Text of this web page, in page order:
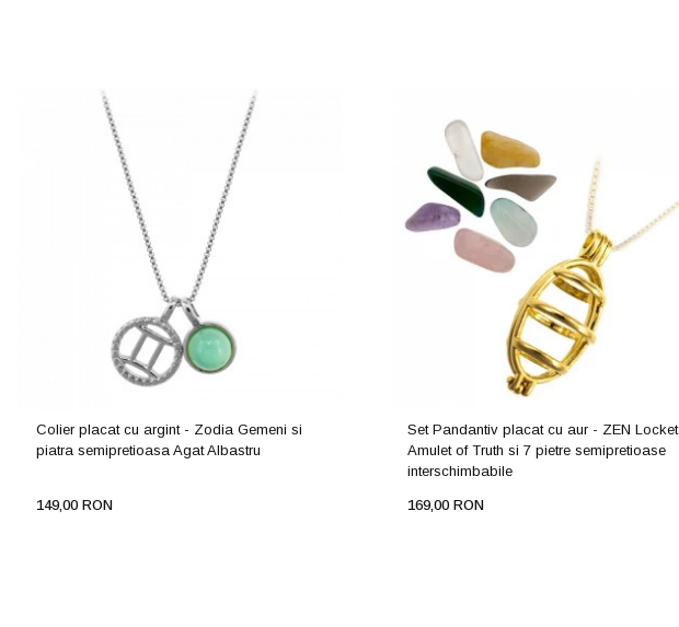
Colier placat cu argint - Zodia Gemeni si
piatra semipretioasa Agat Albastru
149,00 RON
Set Pandantiv placat cu aur - ZEN Locket
Amulet of Truth si 7 pietre semipretioase
interschimbabile
169,00 RON